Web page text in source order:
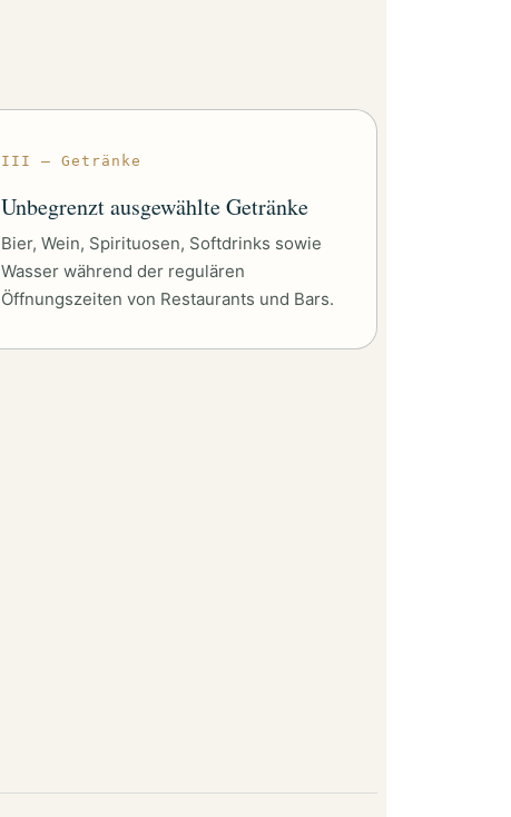
III — Getränke
Unbegrenzt ausgewählte Getränke
Bier, Wein, Spirituosen, Softdrinks sowie
Wasser während der regulären
Öffnungszeiten von Restaurants und Bars.